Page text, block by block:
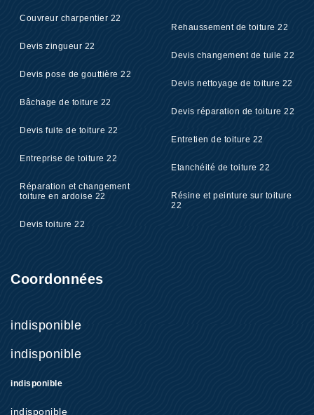
Couvreur charpentier 22
Devis zingueur 22
Devis pose de gouttière 22
Bâchage de toiture 22
Devis fuite de toiture 22
Entreprise de toiture 22
Réparation et changement
toiture en ardoise 22
Devis toiture 22
Rehaussement de toiture 22
Devis changement de tuile 22
Devis nettoyage de toiture 22
Devis réparation de toiture 22
Entretien de toiture 22
Etanchéité de toiture 22
Résine et peinture sur toiture
22
Coordonnées
indisponible
indisponible
indisponible
indisponible